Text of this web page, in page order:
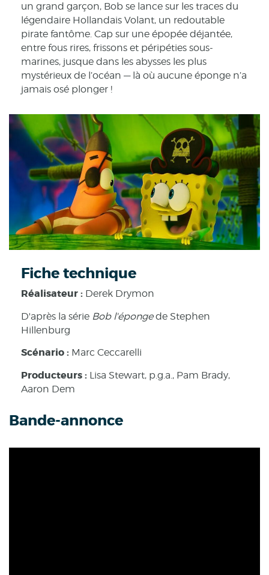
un grand garçon, Bob se lance sur les traces du
légendaire Hollandais Volant, un redoutable
pirate fantôme. Cap sur une épopée déjantée,
entre fous rires, frissons et péripéties sous-
marines, jusque dans les abysses les plus
mystérieux de l’océan — là où aucune éponge n’a
jamais osé plonger !
Fiche technique
Réalisateur : Derek Drymon
D'après la série Bob l'épongede Stephen
Hillenburg
Scénario : Marc Ceccarelli
Producteurs : Lisa Stewart, p.g.a., Pam Brady,
Aaron Dem
Bande-annonce